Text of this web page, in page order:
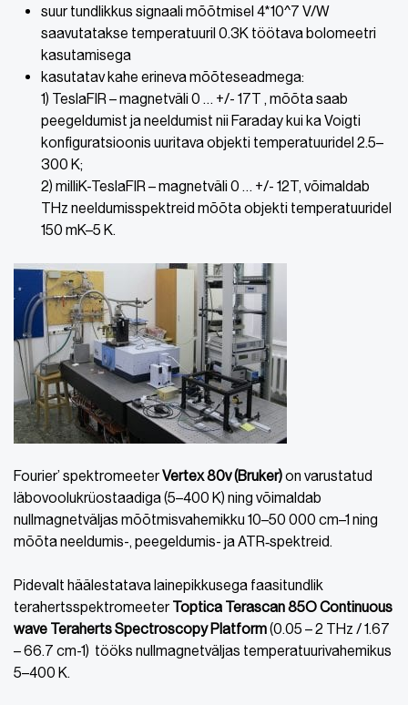
suur tundlikkus signaali mõõtmisel 4*10^7 V/W
saavutatakse temperatuuril 0.3K töötava bolomeetri
kasutamisega
kasutatav kahe erineva mõõteseadmega:
1) TeslaFIR – magnetväli 0 … +/- 17T , mõõta saab
peegeldumist ja neeldumist nii Faraday kui ka Voigti
konfiguratsioonis uuritava objekti temperatuuridel 2.5–
300 K;
2) milliK-TeslaFIR – magnetväli 0 … +/- 12T, võimaldab
THz neeldumisspektreid mõõta objekti temperatuuridel
150 mK–5 K.
Fourier’ spektromeeterVertex 80v (Bruker)on varustatud
läbovoolukrüostaadiga (5–400 K) ning võimaldab
nullmagnetväljas mõõtmisvahemikku 10–50 000 cm–1 ning
mõõta neeldumis-, peegeldumis- ja ATR‑spektreid.
Pidevalt häälestatava lainepikkusega faasitundlik
terahertsspektromeeter Toptica Terascan 85O Continuous
wave Teraherts Spectroscopy Platform(0.05 – 2 THz / 1.67
– 66.7 cm-1) tööks nullmagnetväljas temperatuurivahemikus
5–400 K.